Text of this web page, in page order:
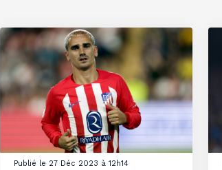
Publié le 27 Déc 2023 à 12h14